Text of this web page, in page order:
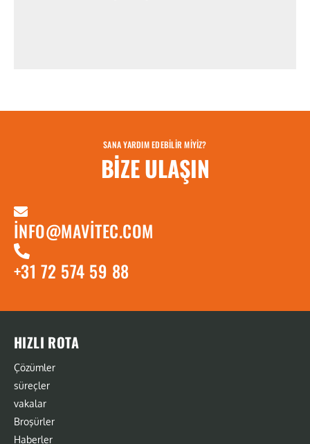
SANA YARDIM EDEBILIR MIYIZ?
BIZE ULAŞIN
INFO@MAVITEC.COM
+31 72 574 59 88
HIZLI ROTA
Çözümler
süreçler
vakalar
Broşürler
Haberler